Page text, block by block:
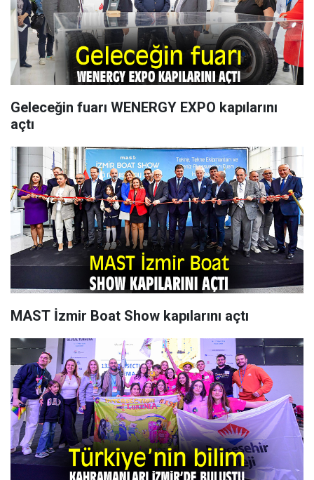
Geleceğin fuarı WENERGY EXPO kapılarını
açtı
MAST İzmir Boat Show kapılarını açtı